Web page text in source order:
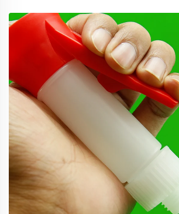
15mlhubungi kami untuk pesanan
tutup ulir, tutup jenis disc...